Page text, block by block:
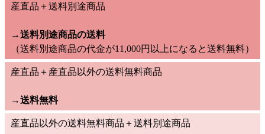
産直品＋送料別途商品
→送料別途商品の送料
（送料別途商品の代金が11,000円以上になると送料無料）
産直品＋産直品以外の送料無料商品
→送料無料
産直品以外の送料無料商品＋送料別途商品